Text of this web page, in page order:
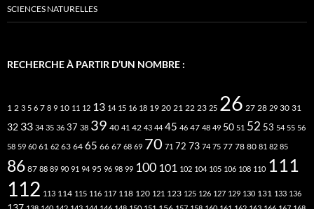
SCIENCES NATURELLES
RECHERCHE À PARTIR D’UN NOMBRE :
1 2 3 5 6 7 8 9 10 11 12 13 14 15 16 18 19 20 21 22 23 25 26 27 28 29 30 31
32 33 34 35 36 37 38 39 40 41 42 43 44 45 46 47 48 49 50 51 52 53 54 55 56
58 59 60 61 62 63 64 65 66 67 68 69 70 71 72 73 74 75 77 78 80 81 82 85
86 87 88 89 90 91 94 95 96 98 99 100 101 102 104 105 106 108 110 111
112 113 114 115 116 117 118 120 121 123 125 126 127 129 130 131 133 136